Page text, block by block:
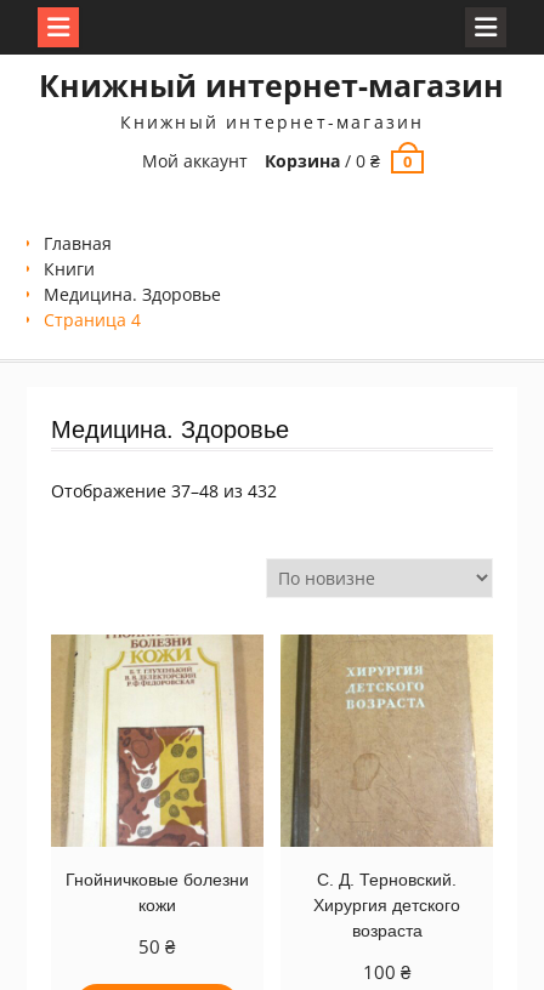
Книжный интернет-магазин
Книжный интернет-магазин
Мой аккаунт
Корзина /0₴ 0
Главная
Книги
Медицина. Здоровье
Страница 4
Медицина. Здоровье
Отображение 37–48 из 432Сортировка:
Гнойничковые болезни
кожи
50₴
С. Д. Терновский.
Хирургия детского
возраста
100₴